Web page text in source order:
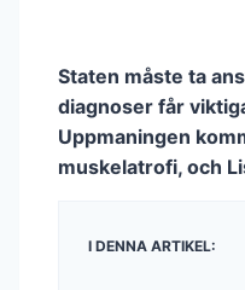
Staten måste ta
diagnoser får
Uppmaningen
muskelatrofi, och
I DENNA ARTIKEL: